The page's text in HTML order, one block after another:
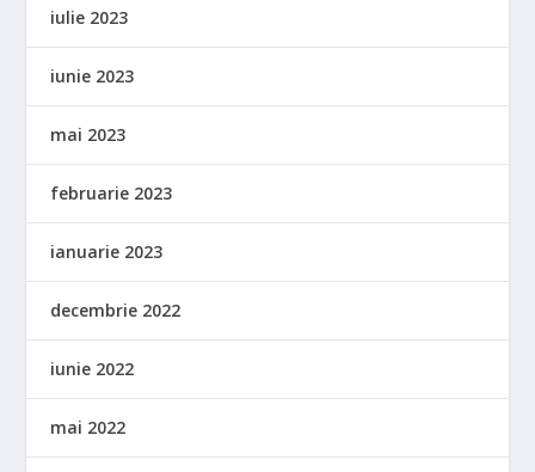
iulie 2023
iunie 2023
mai 2023
februarie 2023
ianuarie 2023
decembrie 2022
iunie 2022
mai 2022